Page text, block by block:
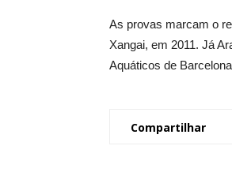
As provas marcam o
Xangai, em 2011. Já
Aquáticos de
Compartilhar